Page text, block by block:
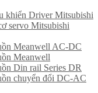
khiển Driver Mitsubishi
servo Mitsubishi
Meanwell AC-DC
Meanwell
Din rail Series DR
chuyển đổi DC-AC